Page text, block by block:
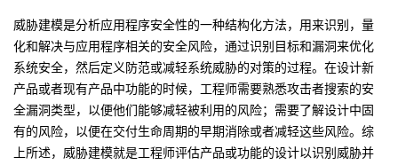
威胁建模是分析应用程序安全性的一种结构化方法，用来识别，量
化和解决与应用程序相关的安全风险， 通过识别目标和漏洞来优化
系统安全，然后定义防范或减轻系统威胁的对策的过程。在设计新
产品或者现有产品中功能的时候， 工程师需要熟悉攻击者搜索的安
全漏洞类型，以便他们能够减轻被利用的风险； 需要了解设计中固
有的风险，以便在交付生命周期的早期消除或者减轻这些风险。综
上所述，威胁建模就是工程师评估产品或功能的设计以识别威胁并